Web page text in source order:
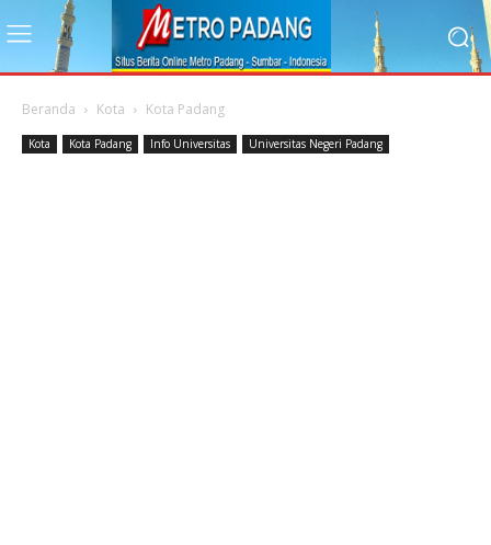
Beranda Kota Kota Padang
Kota Kota Padang Info Universitas Universitas Negeri Padang